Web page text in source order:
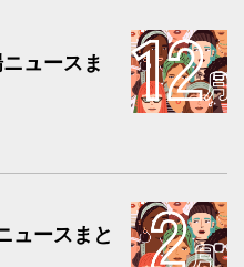
ュースま
ュースまと